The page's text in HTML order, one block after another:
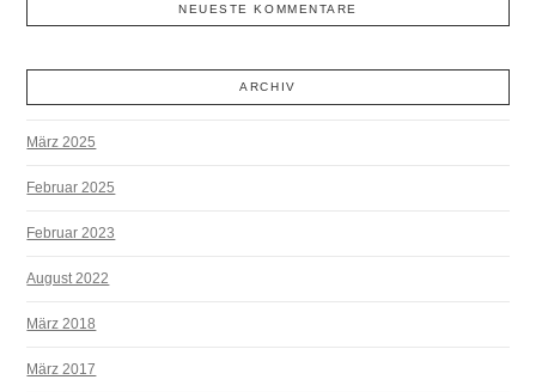
NEUESTE KOMMENTARE
ARCHIV
März 2025
Februar 2025
Februar 2023
August 2022
März 2018
März 2017